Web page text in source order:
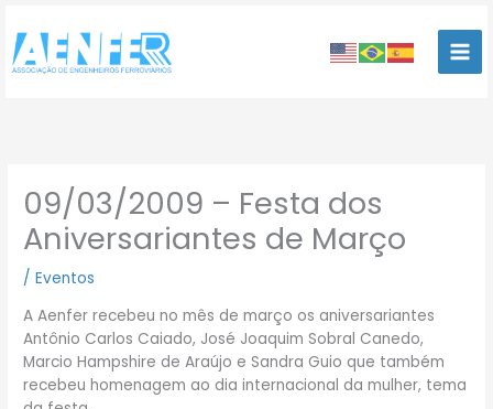
para
conteúdo
09/03/2009 – Festa dos
Aniversariantes de Março
/Eventos
A Aenfer recebeu no mês de março os aniversariantes
Antônio Carlos Caiado, José Joaquim Sobral Canedo,
Marcio Hampshire de Araújo e Sandra Guio que também
recebeu homenagem ao dia internacional da mulher, tema